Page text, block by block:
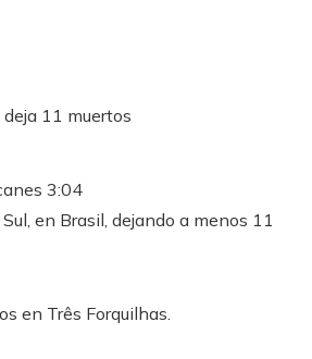
3:04
en Brasil, dejando a menos 11
en Três Forquilhas.